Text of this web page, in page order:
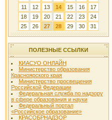
11
12 13 14 15 16
17
18
19 20 21 22 23
24
25
26 27 28 29 30 31
ПОЛЕЗНЫЕ ССЫЛКИ
КИАСУО ОНЛАЙН
Министерство образования
Красноярского края
Министерство просвещения
Российской Федерации
Федеральная служба по надзору
в сфере образования и науки
Федеральный портал
«Российское образование»
КРАСОБРНАДЗОР